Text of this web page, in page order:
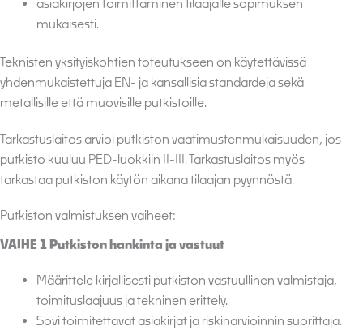
mukaisesti.
Teknisten yksityiskohtien toteutukseen on käytettävissä
yhdenmukaistettuja EN- ja kansallisia standardeja sekä
metallisille että muovisille putkistoille.
Tarkastuslaitos arvioi putkiston vaatimustenmukaisuuden, jos
putkisto kuuluu PED-luokkiin II-III. Tarkastuslaitos myös
tarkastaa putkiston käytön aikana tilaajan pyynnöstä.
Putkiston valmistuksen vaiheet:
VAIHE 1 Putkiston hankinta ja vastuut
Määrittele kirjallisesti putkiston vastuullinen valmistaja,
toimituslaajuus ja tekninen erittely.
Sovi toimitettavat asiakirjat ja riskinarvioinnin suorittaja.